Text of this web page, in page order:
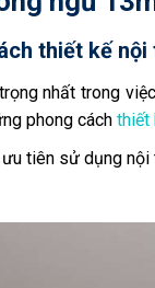
thiết kế
nhất trong
phong cáchthiết
tiên sử dụng